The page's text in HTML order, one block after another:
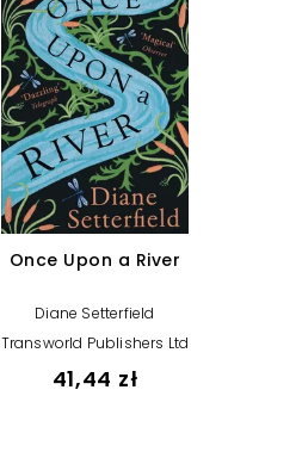
Once Upon a River
Diane Setterfield
Transworld Publishers Ltd
41,44 zł